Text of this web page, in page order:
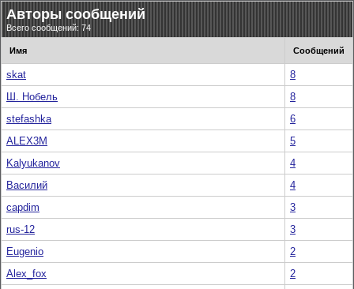
Авторы сообщений
Всего сообщений: 74
Имя Сообщений
skat
8
Ш. Нобель
8
stefashka
6
ALEX3M
5
Kalyukanov
4
Василий
4
capdim
3
rus-12
3
Eugenio
2
Alex_fox
2